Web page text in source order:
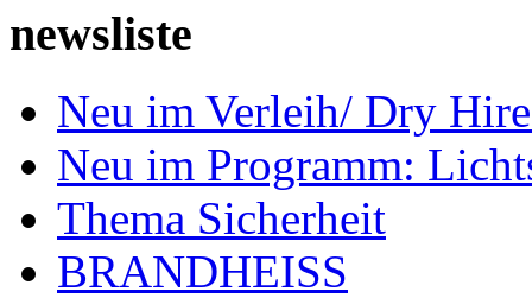
newsliste
Neu im Verleih/ Dry
Neu im Programm:
Thema Sicherheit
BRANDHEISS